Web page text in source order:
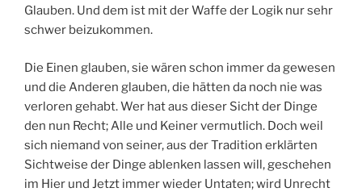
Glauben. Und dem ist mit der Waffe der Logik nur sehr
schwer beizukommen.
Die Einen glauben, sie wären schon immer da gewesen
und die Anderen glauben, die hätten da noch nie was
verloren gehabt. Wer hat aus dieser Sicht der Dinge
den nun Recht; Alle und Keiner vermutlich. Doch weil
sich niemand von seiner, aus der Tradition erklärten
Sichtweise der Dinge ablenken lassen will, geschehen
im Hier und Jetzt immer wieder Untaten; wird Unrecht